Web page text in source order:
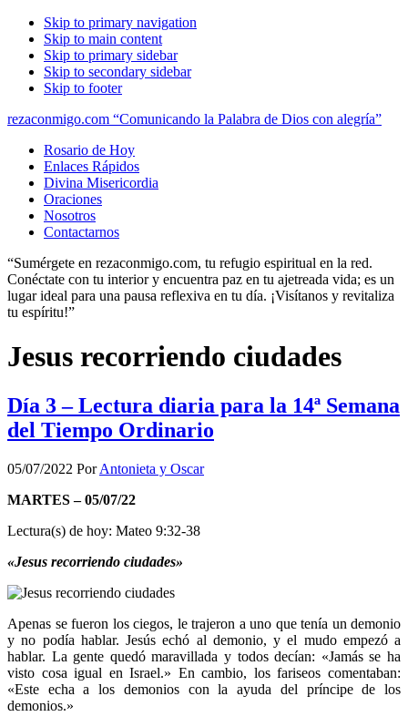
Skip to primary navigation
Skip to main content
Skip to primary sidebar
Skip to secondary sidebar
Skip to footer
rezaconmigo.com “Comunicando la Palabra de Dios con alegría”
Rosario de Hoy
Enlaces Rápidos
Divina Misericordia
Oraciones
Nosotros
Contactarnos
“Sumérgete en rezaconmigo.com, tu refugio espiritual en la red.
Conéctate con tu interior y encuentra paz en tu ajetreada vida; es un
lugar ideal para una pausa reflexiva en tu día. ¡Visítanos y revitaliza
tu espíritu!”
Jesus recorriendo ciudades
Día 3 – Lectura diaria para la 14ª Semana
del Tiempo Ordinario
05/07/2022 PorAntonieta y Oscar
MARTES – 05/07/22
Lectura(s) de hoy: Mateo 9:32-38
«Jesus recorriendo ciudades»
Apenas se fueron los ciegos, le trajeron a uno que tenía un demonio
y no podía hablar. Jesús echó al demonio, y el mudo empezó a
hablar. La gente quedó maravillada y todos decían: «Jamás se ha
visto cosa igual en Israel.» En cambio, los fariseos comentaban:
«Este echa a los demonios con la ayuda del príncipe de los
demonios.»